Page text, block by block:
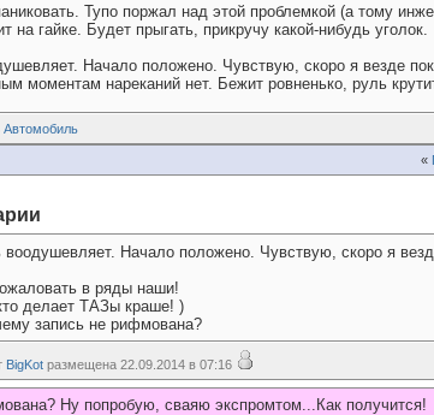
Тупо поржал над этой проблемкой (а тому
на гайке. Будет прыгать, прикручу какой-нибудь уголок.
Начало положено. Чувствую, скоро я везде
моментам нареканий нет. Бежит ровненько, руль
Автомобиль
«
Начало положено. Чувствую, скоро я
в ряды наши!
делает ТАЗы краше! )
запись не рифмована?
BigKot размещена 22.09.2014 в 07:16
Ну попробую, сваяю экспромтом...Как получится!